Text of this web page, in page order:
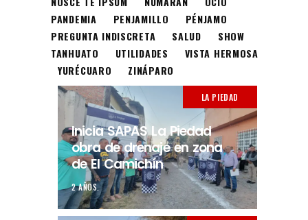
PANDEMIA
PENJAMILLO
PÉNJAMO
PREGUNTA INDISCRETA
SALUD
SHOW
TANHUATO
UTILIDADES
VISTA HERMOSA
YURÉCUARO
ZINÁPARO
LA PIEDAD
Inicia SAPAS La Piedad
obra de drenaje en zona
de El Camichín
2 AÑOS.